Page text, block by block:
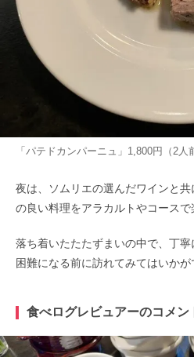
「パテドカンパーニュ」1,800円（2
夜は、ソムリエの選んだワインと
の良い料理をアラカルトやコースで
落ち着いたたたずまいの中で、丁
困難になる前に訪れてみてはいかが
食べログレビュアーのコメン